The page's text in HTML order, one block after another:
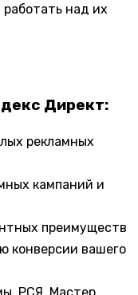
над их
Директ:
рекламных
кампаний и
преимуществ
конверсии вашего